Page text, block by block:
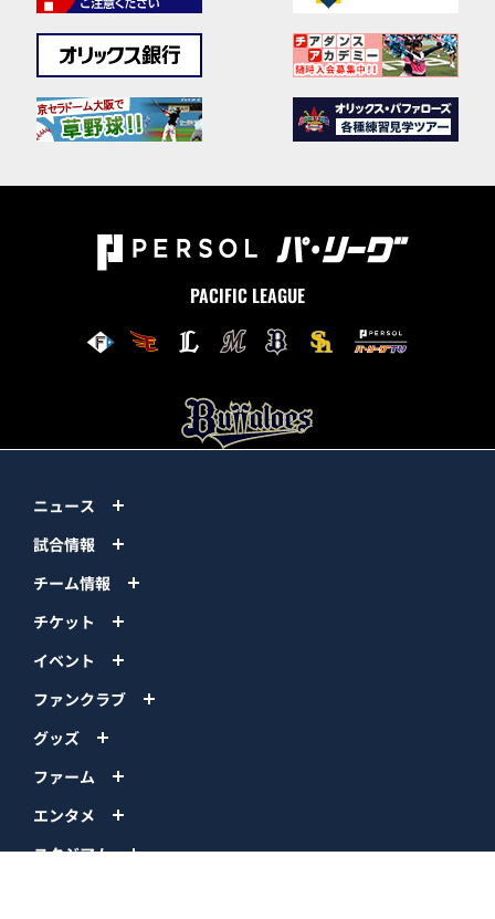
PACIFIC LEAGUE
ニュース
試合情報
チーム情報
チケット
イベント
ファンクラブ
グッズ
ファーム
エンタメ
スタジアム